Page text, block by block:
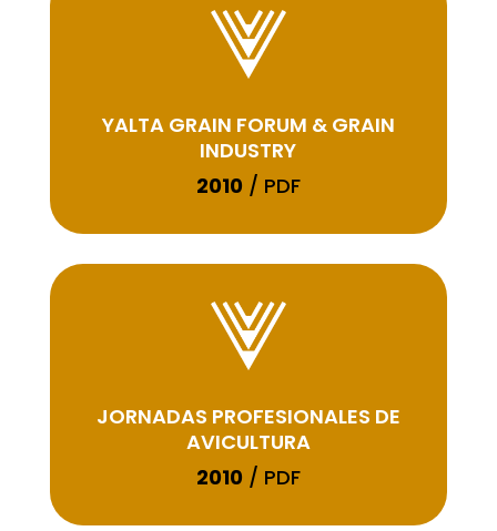
YALTA GRAIN FORUM & GRAIN
INDUSTRY
2010 / PDF
JORNADAS PROFESIONALES DE
AVICULTURA
2010 / PDF